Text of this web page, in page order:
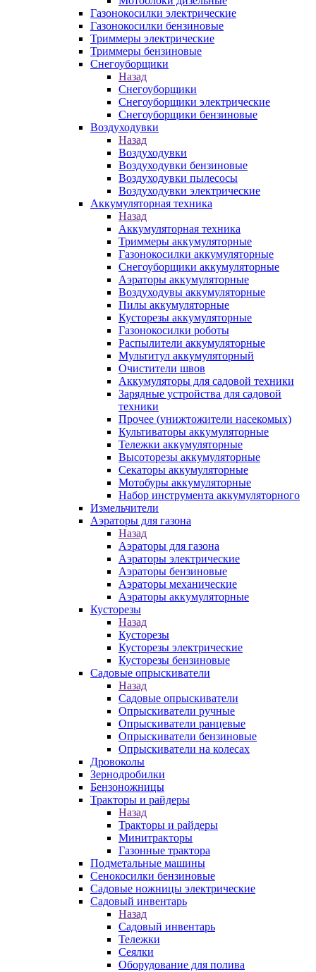
Газонокосилки электрические
Газонокосилки бензиновые
Триммеры электрические
Триммеры бензиновые
Снегоуборщики
Назад
Снегоуборщики
Снегоуборщики электрические
Снегоуборщики бензиновые
Воздуходувки
Назад
Воздуходувки
Воздуходувки бензиновые
Воздуходувки пылесосы
Воздуходувки электрические
Аккумуляторная техника
Назад
Аккумуляторная техника
Триммеры аккумуляторные
Газонокосилки аккумуляторные
Снегоуборщики аккумуляторные
Аэраторы аккумуляторные
Воздуходувы аккумуляторные
Пилы аккумуляторные
Кусторезы аккумуляторные
Газонокосилки роботы
Распылители аккумуляторные
Мультитул аккумуляторный
Очистители швов
Аккумуляторы для садовой техники
Зарядные устройства для садовой
техники
Прочее (унижтожители насекомых)
Культиваторы аккумуляторные
Тележки аккумуляторные
Высоторезы аккумуляторные
Секаторы аккумуляторные
Мотобуры аккумуляторные
Набор инструмента аккумуляторного
Измельчители
Аэраторы для газона
Назад
Аэраторы для газона
Аэраторы электрические
Аэраторы бензиновые
Аэраторы механические
Аэраторы аккумуляторные
Кусторезы
Назад
Кусторезы
Кусторезы электрические
Кусторезы бензиновые
Садовые опрыскиватели
Назад
Садовые опрыскиватели
Опрыскиватели ручные
Опрыскиватели ранцевые
Опрыскиватели бензиновые
Опрыскиватели на колесах
Дровоколы
Зернодробилки
Бензоножницы
Тракторы и райдеры
Назад
Тракторы и райдеры
Минитракторы
Газонные трактора
Подметальные машины
Сенокосилки бензиновые
Садовые ножницы электрические
Садовый инвентарь
Назад
Садовый инвентарь
Тележки
Сеялки
Оборудование для полива